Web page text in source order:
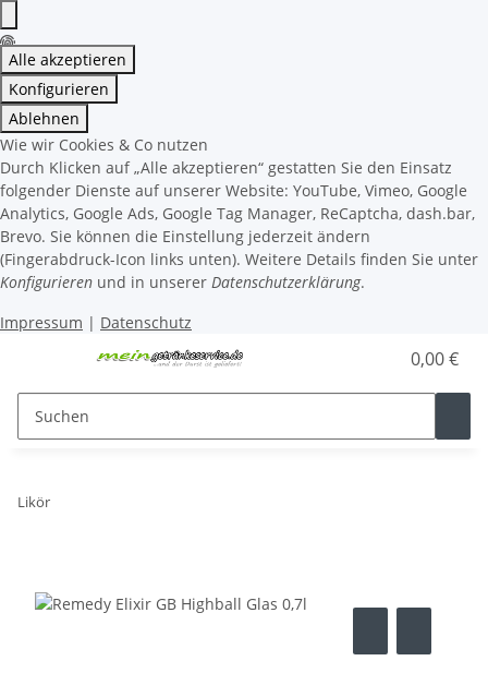
Alle akzeptieren
Konfigurieren
Ablehnen
Wie wir Cookies & Co nutzen
Durch Klicken auf „Alle akzeptieren“ gestatten Sie den Einsatz
folgender Dienste auf unserer Website: YouTube, Vimeo, Google
Analytics, Google Ads, Google Tag Manager, ReCaptcha, dash.bar,
Brevo. Sie können die Einstellung jederzeit ändern
(Fingerabdruck-Icon links unten). Weitere Details finden Sie unter
Konfigurieren und in unserer Datenschutzerklärung.
Impressum | Datenschutz
0,00 €
Likör